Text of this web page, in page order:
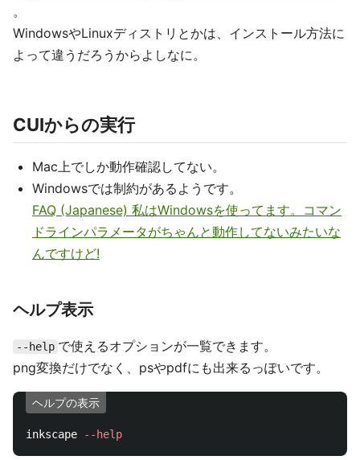
。
WindowsやLinuxディストリとかは、インストール方法に
よって違うだろうからよしなに。
CUIからの実行
Mac上でしか動作確認してない。
Windowsでは制約があるようです。
FAQ (Japanese) 私はWindowsを使ってます。コマン
ドラインパラメータがちゃんと動作してないみたいな
んですけど!
ヘルプ表示
--help で使えるオプションが一覧できます。
png変換だけでなく、psやpdfにも出来るっぽいです。
ヘルプの表示
inkscape --help